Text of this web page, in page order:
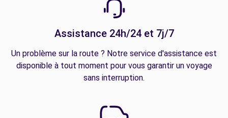
Assistance 24h/24 et 7j/7
Un problème sur la route ? Notre service d'assistance est
disponible à tout moment pour vous garantir un voyage
sans interruption.